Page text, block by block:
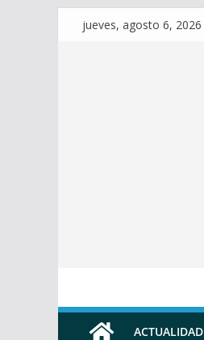
jueves, agosto 6, 2026
ACTUALIDAD